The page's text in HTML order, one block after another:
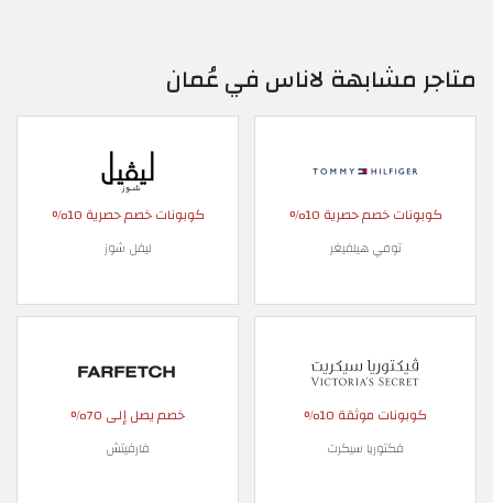
متاجر مشابهة لاناس في عُمان
كوبونات خصم حصرية 10%
تومي هيلفيغر
كوبونات خصم حصرية 10%
ليفل شوز
كوبونات موثقة 10%
فكتوريا سيكرت
خصم يصل إلى 70%
فارفيتش